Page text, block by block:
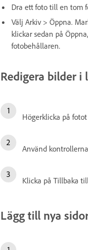
Dra ett foto till en tom
Välj Arkiv > Öppna.
klickar sedan på
fotobehållaren.
Redigera bilder i
Högerklicka på
Använd
Klicka på Tillbaka
Lägg till nya